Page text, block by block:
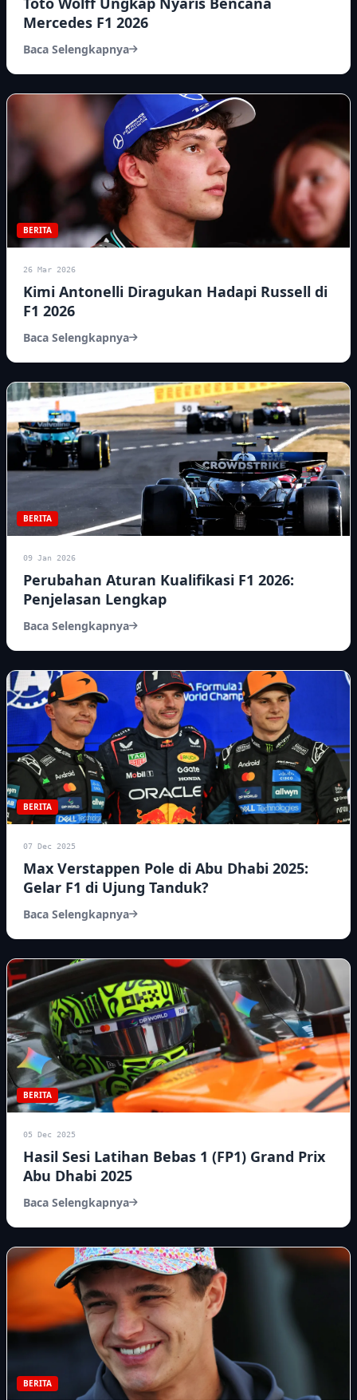
Mercedes F1 2026
Baca Selengkapnya
BERITA
26 Mar 2026
Kimi Antonelli Diragukan Hadapi Russell di
F1 2026
Baca Selengkapnya
BERITA
09 Jan 2026
Perubahan Aturan Kualifikasi F1 2026:
Penjelasan Lengkap
Baca Selengkapnya
BERITA
07 Dec 2025
Max Verstappen Pole di Abu Dhabi 2025:
Gelar F1 di Ujung Tanduk?
Baca Selengkapnya
BERITA
05 Dec 2025
Hasil Sesi Latihan Bebas 1 (FP1) Grand Prix
Abu Dhabi 2025
Baca Selengkapnya
BERITA